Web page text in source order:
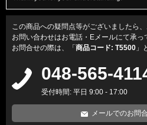
この商品への疑問点等がございましたら
お問い合わせはお電話・Eメールにて承っ
お問合せの際は、「 商品コード: T5500 」
048-565-
受付時間: 平日 9:00 - 17:00
メールでのお問